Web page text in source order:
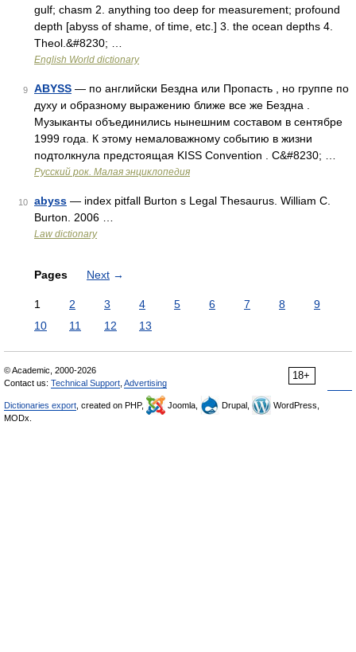
gulf; chasm 2. anything too deep for measurement; profound
depth [abyss of shame, of time, etc.] 3. the ocean depths 4.
Theol.&#8230; …
English World dictionary
9 ABYSS — по английски Бездна или Пропасть , но группе по
духу и образному выражению ближе все же Бездна .
Музыканты объединились нынешним составом в сентябре
1999 года. К этому немаловажному событию в жизни
подтолкнула предстоящая KISS Convention . С&#8230; …
Русский рок. Малая энциклопедия
10 abyss — index pitfall Burton s Legal Thesaurus. William C.
Burton. 2006 …
Law dictionary
Pages Next →
1 2 3 4 5 6 7 8
9
10
11 12 13
18+
© Academic, 2000-2026
Contact us: Technical Support Advertising
Dictionaries export , created on PHP, Joomla, Drupal,
WordPress,
MODx.